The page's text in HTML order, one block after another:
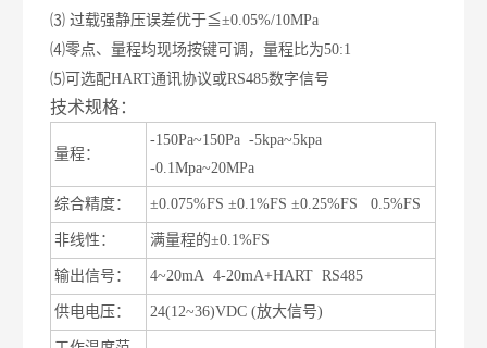
⑶ 过载强静压误差优于≦±0.05%/10MPa
⑷零点、量程均现场按键可调，量程比为50:1
⑸可选配HART通讯协议或RS485数字信号
技术规格：
量程：
-150Pa~150Pa -5kpa~5kpa
-0.1Mpa~20MPa
综合精度： ±0.075%FS±0.1%FS±0.25%FS 0.5%FS
非线性： 满量程的±0.1%FS
输出信号： 4~20mA 4-20mA+HART RS485
供电电压： 24(12~36)VDC (放大信号)